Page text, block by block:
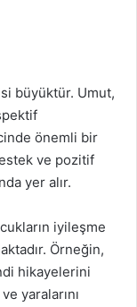
büyüktür. Umut,
önemli bir
ve pozitif
yer alır.
iyileşme
Örneğin,
hikayelerini
yaralarını